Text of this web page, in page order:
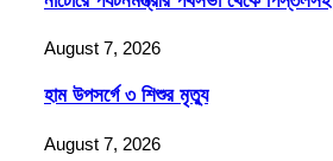
August 7, 2026
হাম উপসর্গে ৩ শিশুর মৃত্যু
August 7, 2026